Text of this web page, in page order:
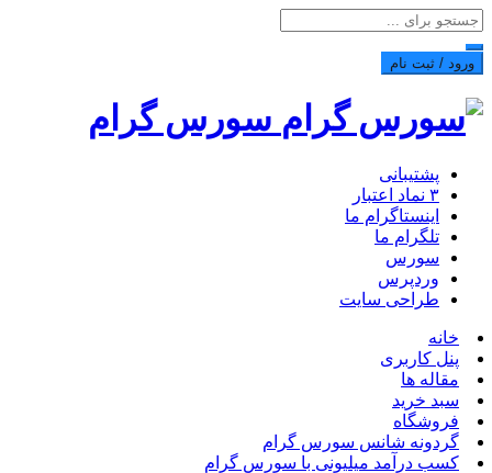
ورود / ثبت نام
سورس گرام
پشتیبانی
۳ نماد اعتبار
اینستاگرام ما
تلگرام ما
سورس
وردپرس
طراحی سایت
خانه
پنل کاربری
مقاله ها
سبد خرید
فروشگاه
گردونه شانس سورس گرام
کسب درآمد میلیونی با سورس گرام